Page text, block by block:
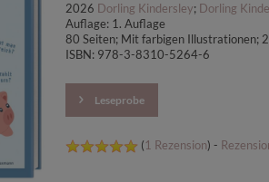
2026 Dorling Kindersley; Dorling
Auflage: 1. Auflage
80 Seiten; Mit farbigen Illustrationen;
ISBN: 978-3-8310-5264-6
Leseprobe
(1 Rezension) -